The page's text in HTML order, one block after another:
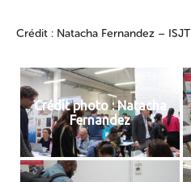
Crédit : Natacha Fernandez – ISJT
Crédit photo : Natacha
Fernandez